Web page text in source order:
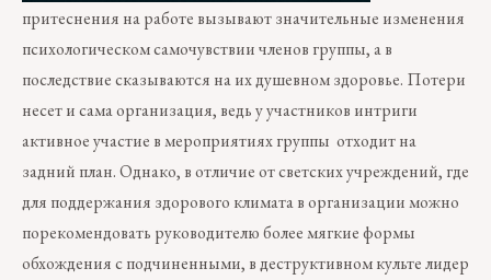
притеснения на работе вызывают значительные изменения
психологическом самочувствии членов группы, а в
последствие сказываются на их душевном здоровье. Потери
несет и сама организация, ведь у участников интриги
активное участие в мероприятиях группы отходит на
задний план. Однако, в отличие от светских учреждений, где
для поддержания здорового климата в организации можно
порекомендовать руководителю более мягкие формы
обхождения с подчиненными, в деструктивном культе лидер